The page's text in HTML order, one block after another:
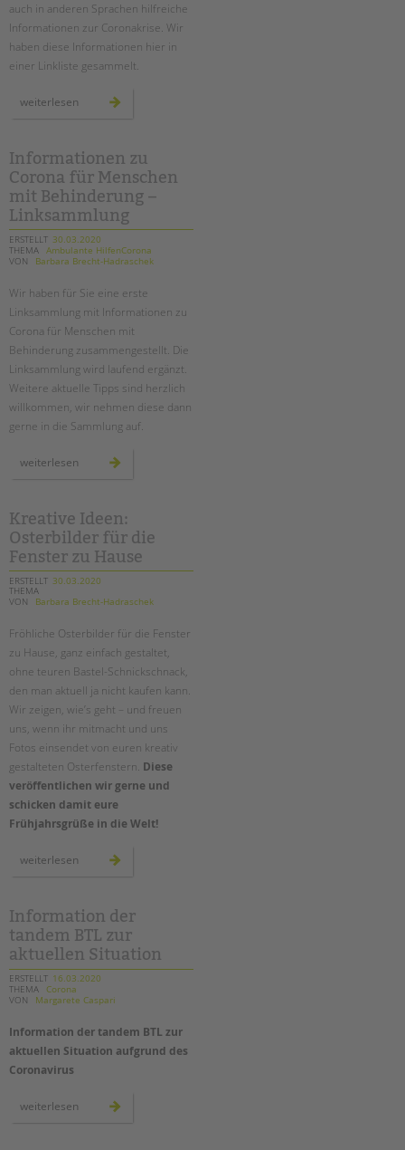
auch in anderen Sprachen hilfreiche
Informationen zur Coronakrise. Wir
haben diese Informationen hier in
einer Linkliste gesammelt.
weiterlesen mehrsprachige
informationen
linktipps
Informationen zu
Corona für Menschen
mit Behinderung –
Linksammlung
ERSTELLT 30.03.2020
THEMA Ambulante HilfenCorona
VON
Barbara Brecht-Hadraschek
Wir haben für Sie eine erste
Linksammlung mit Informationen zu
Corona für Menschen mit
Behinderung zusammengestellt. Die
Linksammlung wird laufend ergänzt.
Weitere aktuelle Tipps sind herzlich
willkommen, wir nehmen diese dann
gerne in die Sammlung auf.
weiterlesen informationen
mit
behinderung
–
linksammlung
Kreative Ideen:
Osterbilder für die
Fenster zu Hause
ERSTELLT 30.03.2020
THEMA
VON
Barbara Brecht-Hadraschek
Fröhliche Osterbilder für die Fenster
zu Hause, ganz einfach gestaltet,
ohne teuren Bastel-Schnickschnack,
den man aktuell ja nicht kaufen kann.
Wir zeigen, wie’s geht – und freuen
uns, wenn ihr mitmacht und uns
Fotos einsendet von euren kreativ
gestalteten Osterfenstern. Diese
veröffentlichen wir gerne und
schicken damit eure
Frühjahrsgrüße in die Welt!
weiterlesen kreative
fenster
zu
hause
Information der
tandem BTL zur
aktuellen Situation
ERSTELLT 16.03.2020
THEMA Corona
VON
Margarete Caspari
Information der tandem BTL zur
aktuellen Situation aufgrund des
Coronavirus
weiterlesen information